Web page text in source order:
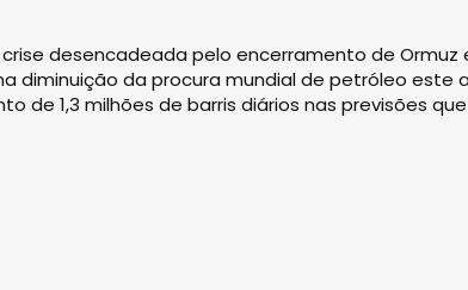
desencadeada pelo encerramento de Ormuz
diminuição da procura mundial de petróleo este
de 1,3 milhões de barris diários nas previsões que